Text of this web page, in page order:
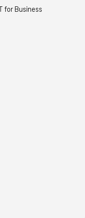
IT for Business